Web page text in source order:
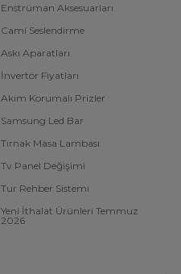
Enstrüman Aksesuarları
Cami Seslendirme
Askı Aparatları
İnvertör Fiyatları
Akım Korumalı Prizler
Samsung Led Bar
Tırnak Masa Lambası
Tv Panel Değişimi
Tur Rehber Sistemi
Yeni İthalat Ürünleri Temmuz
2026